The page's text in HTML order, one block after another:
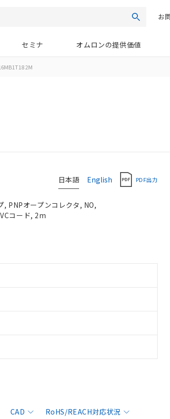
検索お
セミナ オムロンの提供価値
2M
日本語 English PDF出力
PNPオープンコレクタ, NO,
コード, 2m
CAD
RoHS/REACH対応状況